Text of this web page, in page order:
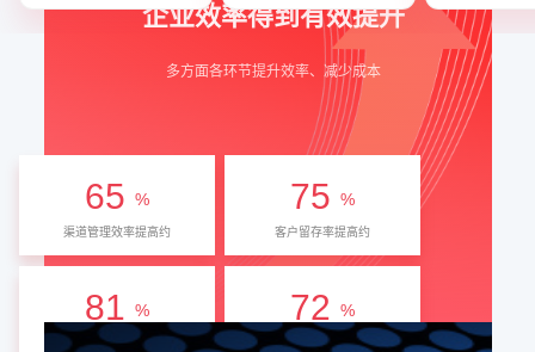
企业效率得到有效提升
多方面各环节提升效率、减少成本
65 %
渠道管理效率提高约
75 %
客户留存率提高约
81 %
客户转化率提高约
72 %
转化周期缩短